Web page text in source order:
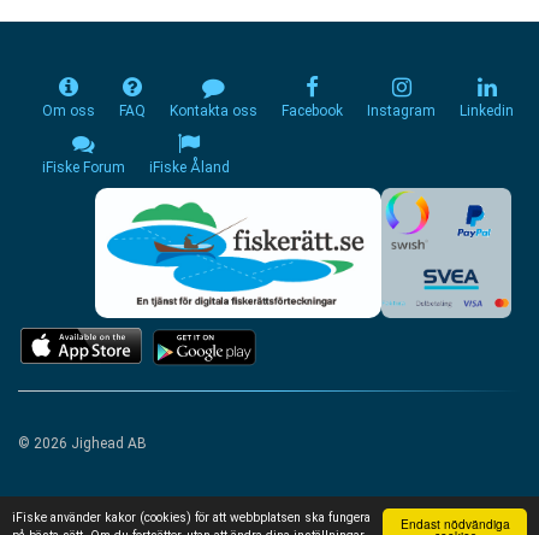
Endast nödvändiga
iFiske använder kakor (cookies) för att webbplatsen ska fungera
Om oss FAQ Kontakta oss Facebook Instagram Linkedin
iFiske Forum iFiske Åland
© 2026 Jighead AB